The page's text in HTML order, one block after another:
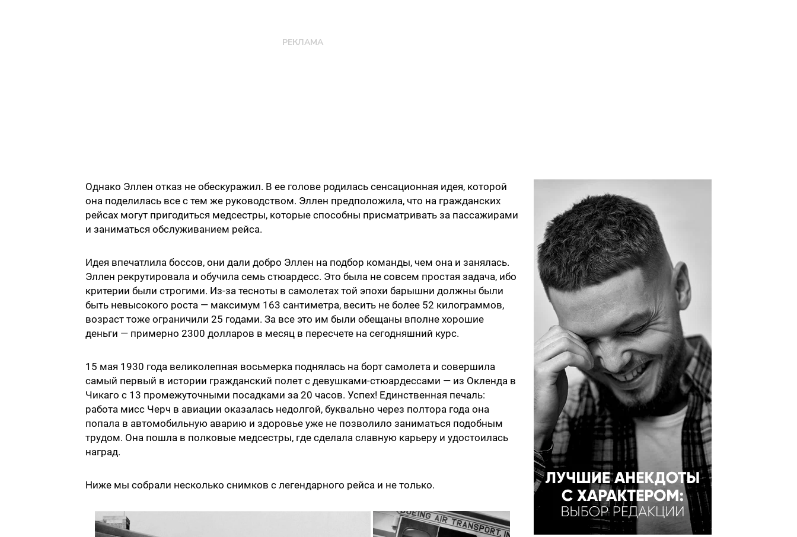
Однако Эллен отказ не обескуражил. В ее голове родилась сенсационная идея, которой
она поделилась все с тем же руководством. Эллен предположила, что на гражданских
рейсах могут пригодиться медсестры, которые способны присматривать за пассажирами
и заниматься обслуживанием рейса.
Идея впечатлила боссов, они дали добро Эллен на подбор команды, чем она и занялась.
Эллен рекрутировала и обучила семь стюардесс. Это была не совсем простая задача, ибо
критерии были строгими. Из-за тесноты в самолетах той эпохи барышни должны были
быть невысокого роста — максимум 163 сантиметра, весить не более 52 килограммов,
возраст тоже ограничили 25 годами. За все это им были обещаны вполне хорошие
деньги — примерно 2300 долларов в месяц в пересчете на сегодняшний курс.
15 мая 1930 года великолепная восьмерка поднялась на борт самолета и совершила
самый первый в истории гражданский полет с девушками-стюардессами — из Окленда в
Чикаго с 13 промежуточными посадками за 20 часов. Успех! Единственная печаль:
работа мисс Черч в авиации оказалась недолгой, буквально через полтора года она
попала в автомобильную аварию и здоровье уже не позволило заниматься подобным
трудом. Она пошла в полковые медсестры, где сделала славную карьеру и удостоилась
наград.
Ниже мы собрали несколько снимков с легендарного рейса и не только.